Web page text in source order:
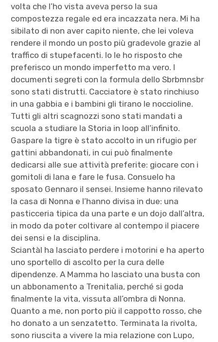
volta che l’ho vista aveva perso la sua
compostezza regale ed era incazzata nera. Mi ha
sibilato di non aver capito niente, che lei voleva
rendere il mondo un posto più gradevole grazie al
traffico di stupefacenti. Io le ho risposto che
preferisco un mondo imperfetto ma vero. I
documenti segreti con la formula dello Sbrbmnsbr
sono stati distrutti. Cacciatore è stato rinchiuso
in una gabbia e i bambini gli tirano le noccioline.
Tutti gli altri scagnozzi sono stati mandati a
scuola a studiare la Storia in loop all’infinito.
Gaspare la tigre è stato accolto in un rifugio per
gattini abbandonati, in cui può finalmente
dedicarsi alle sue attività preferite: giocare con i
gomitoli di lana e fare le fusa. Consuelo ha
sposato Gennaro il sensei. Insieme hanno rilevato
la casa di Nonna e l’hanno divisa in due: una
pasticceria tipica da una parte e un dojo dall’altra,
in modo da poter coltivare al contempo il piacere
dei sensi e la disciplina.
Sciantàl ha lasciato perdere i motorini e ha aperto
uno sportello di ascolto per la cura delle
dipendenze. A Mamma ho lasciato una busta con
un abbonamento a Trenitalia, perché si goda
finalmente la vita, vissuta all’ombra di Nonna.
Quanto a me, non porto più il cappotto rosso, che
ho donato a un senzatetto. Terminata la rivolta,
sono riuscita a vivere la mia relazione con Lupo,